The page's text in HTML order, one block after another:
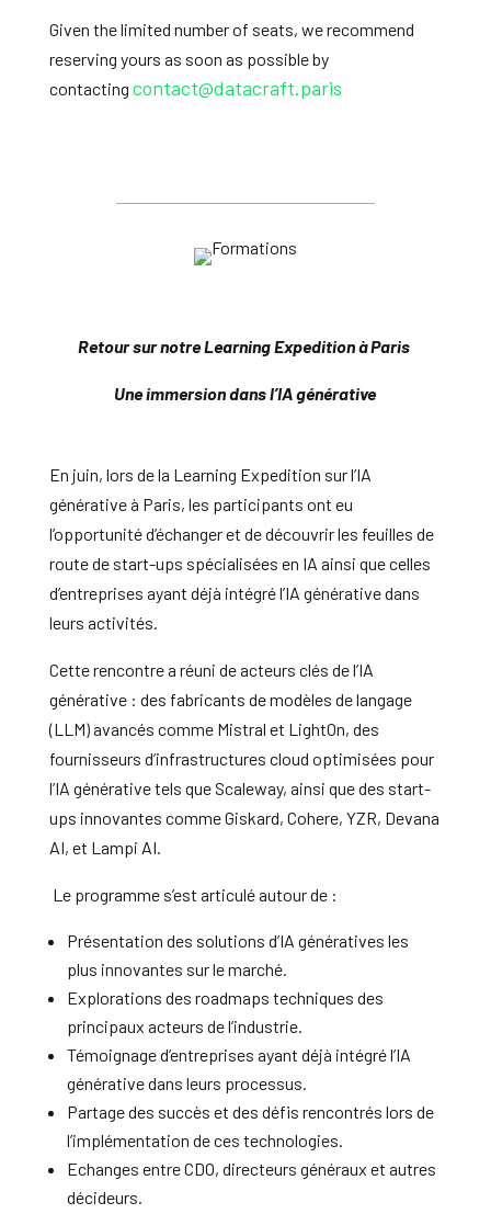
Given the limited number of seats, we recommend
reserving yours as soon as possible by
contacting contact@datacraft.paris
Retour sur notre Learning Expedition à Paris
Une immersion dans l’IA générative
En juin, lors de la Learning Expedition sur l’IA
générative à Paris, les participants ont eu
l’opportunité d’échanger et de découvrir les feuilles de
route de start-ups spécialisées en IA ainsi que celles
d’entreprises ayant déjà intégré l’IA générative dans
leurs activités.
Cette rencontre a réuni de acteurs clés de l’IA
générative : des fabricants de modèles de langage
(LLM) avancés comme Mistral et LightOn, des
fournisseurs d’infrastructures cloud optimisées pour
l’IA générative tels que Scaleway, ainsi que des start-
ups innovantes comme Giskard, Cohere, YZR, Devana
AI, et Lampi AI.
Le programme s’est articulé autour de :
Présentation des solutions d’IA génératives les
plus innovantes sur le marché.
Explorations des roadmaps techniques des
principaux acteurs de l’industrie.
Témoignage d’entreprises ayant déjà intégré l’IA
générative dans leurs processus.
Partage des succès et des défis rencontrés lors de
l’implémentation de ces technologies.
Echanges entre CDO, directeurs généraux et autres
décideurs.